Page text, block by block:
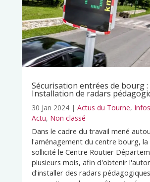
Sécurisation entrées de bourg :
Installation de radars
30 Jan 2024| Actus du Tourne,
Actu, Non classé
Dans le cadre du travail mené
l'aménagement du centre bourg,
sollicité le Centre Routier
plusieurs mois, afin d'obtenir
d'installer des radars